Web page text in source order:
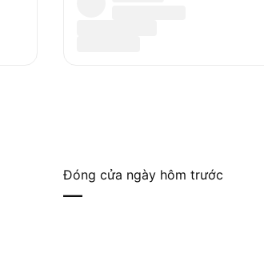
Đóng cửa ngày hôm trước
—